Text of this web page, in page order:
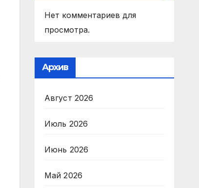
Нет комментариев для
просмотра.
Архив
Август 2026
Июль 2026
Июнь 2026
Май 2026